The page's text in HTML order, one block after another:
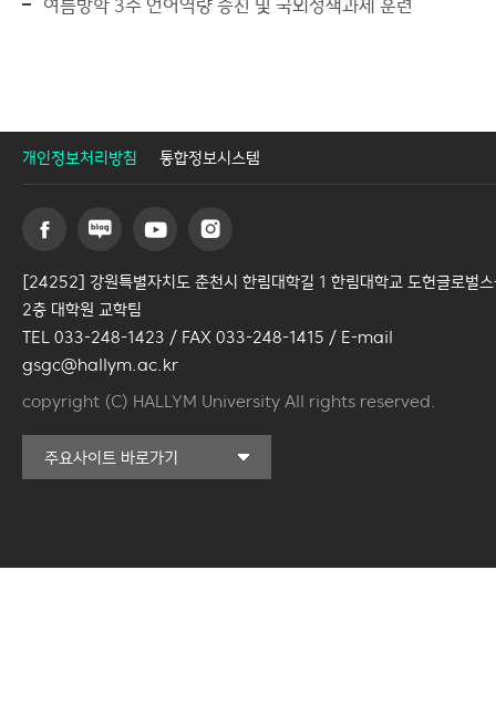
여름방학 3주 언어역량 증진 및 국외정책과제 훈련
개인정보처리방침 통합정보시스템
[24252] 강원특별자치도 춘천시 한림대학길 1 한림대학교 도헌글로벌
2층 대학원 교학팀
TEL 033-248-1423 / FAX 033-248-1415 / E-mail
gsgc@hallym.ac.kr
copyright (C) HALLYM University All rights reserved.
주요사이트 바로가기
커뮤니티교육원
국제학생증신청